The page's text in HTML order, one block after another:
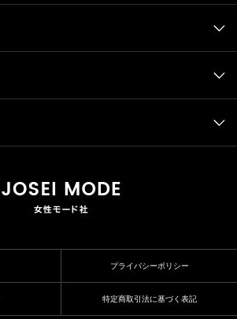
プライバシーポリシー
特定商取引法に基づく表記